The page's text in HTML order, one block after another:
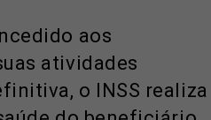
aos
atividades
o INSS realiza